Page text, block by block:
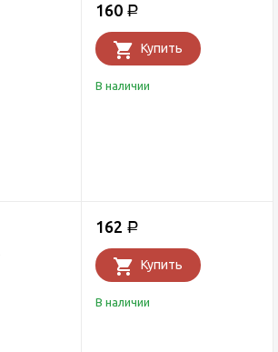
160 Р
Купить
В наличии
162 Р
Купить
В наличии